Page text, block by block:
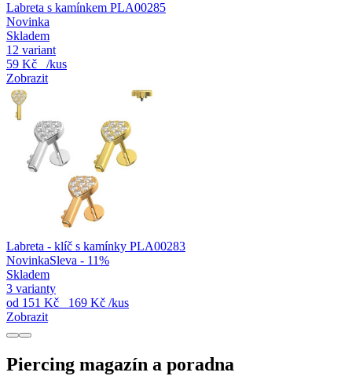
Labreta s kamínkem PLA00285
Novinka
Skladem
12 variant
59 Kč
/kus
Zobrazit
Labreta - klíč s kamínky PLA00283
NovinkaSleva - 11%
Skladem
3 varianty
od 151 Kč 169 Kč /kus
Zobrazit
Piercing magazín a poradna